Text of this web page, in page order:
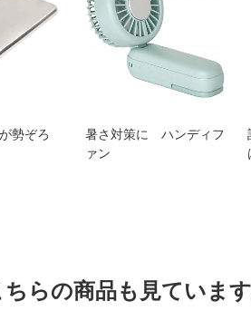
勢ぞろ
暑さ対策に ハンディフ
ァン
らの商品も見ています